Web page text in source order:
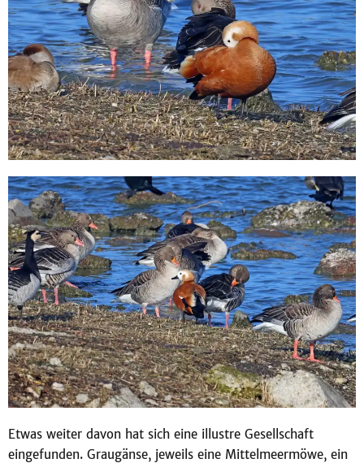
Etwas weiter davon hat sich eine illustre Gesellschaft
eingefunden. Graugänse, jeweils eine Mittelmeermöwe, ein